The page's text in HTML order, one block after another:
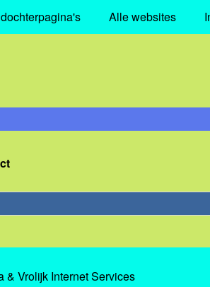
Alle websites
& Vrolijk Internet Services